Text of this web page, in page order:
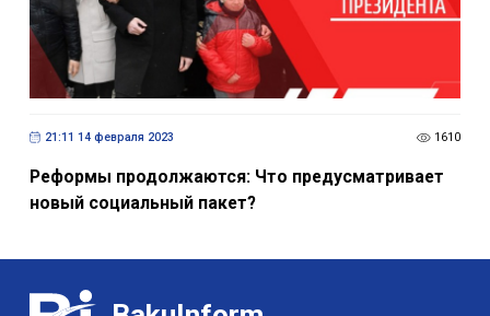
21:11 14 февраля 2023 1610
Реформы продолжаются: Что предусматривает
новый социальный пакет?